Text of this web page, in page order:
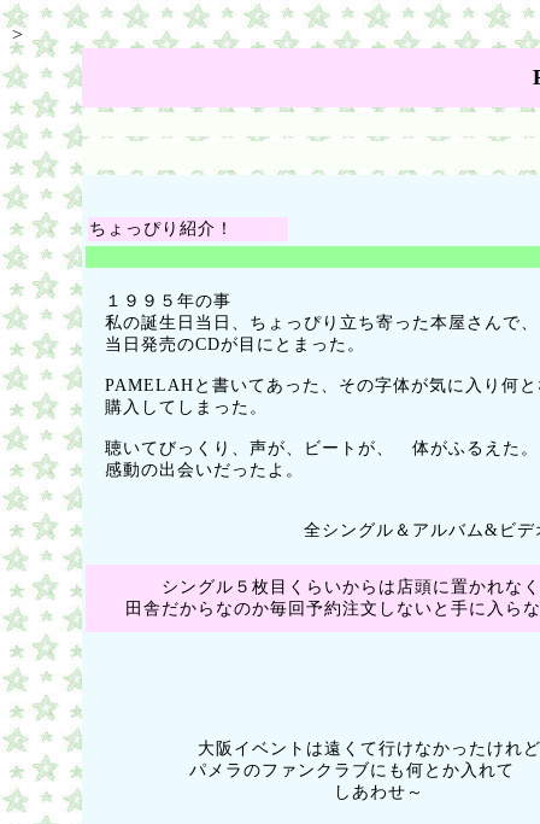
>
ちょっぴり紹介！
１９９５年の事
私の誕生日当日、ちょっぴり立ち寄った本屋さんで、
当日発売のCDが目にとまった。
PAMELAHと書いてあった、その字体が気に入り何と
購入してしまった。
聴いてびっくり、声が、ビートが、 体がふるえた。
感動の出会いだったよ。
全シングル＆アルバム&ビ
シングル５枚目くらいからは店頭に置かれな
田舎だからなのか毎回予約注文しないと手に入ら
大阪イベントは遠くて行けなかったけれ
パメラのファンクラブにも何とか入れ
しあわせ～